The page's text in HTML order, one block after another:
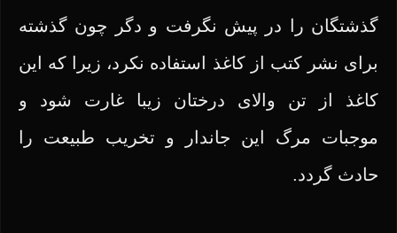
گذشتگان را در پیش نگرفت و دگر چون گذشته
برای نشر کتب از کاغذ استفاده نکرد، زیرا که این
کاغذ از تن والای درختان زیبا غارت شود و
موجبات مرگ این جاندار و تخریب طبیعت را
حادث گردد.